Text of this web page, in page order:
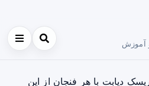
آموزش
دیابت با هر فنجان از این